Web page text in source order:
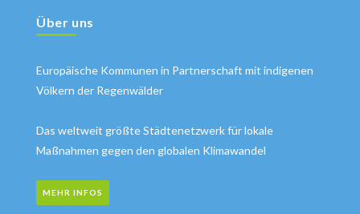
Über uns
Europäische Kommunen in Partnerschaft mit indigenen
Völkern der Regenwälder
Das weltweit größte Städtenetzwerk für lokale
Maßnahmen gegen den globalen Klimawandel
MEHR INFOS